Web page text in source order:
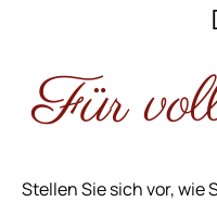
Für
Stellen Sie sich vor, wie